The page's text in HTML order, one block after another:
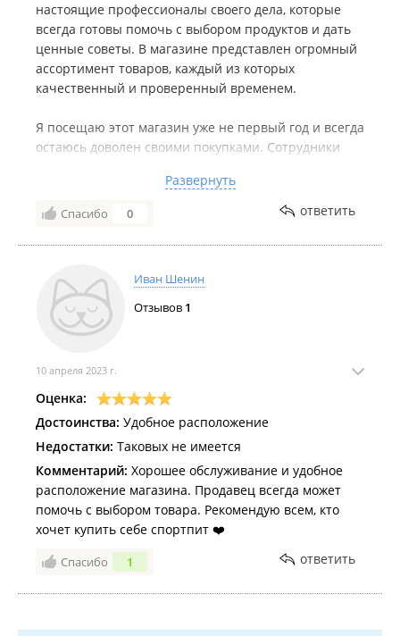
настоящие профессионалы своего дела, которые
всегда готовы помочь с выбором продуктов и дать
ценные советы. В магазине представлен огромный
ассортимент товаров, каждый из которых
качественный и проверенный временем.
Я посещаю этот магазин уже не первый год и всегда
остаюсь доволен своими покупками. Сотрудники
про новинки, которые могут быть мне интересны.
Кроме того, цены в магазине демократичные, а
скидки делают покупки еще более выгодными. Я
знакомым, уверен, что им тут понравится так же, как
и мне. Большое спасибо всему коллективу, вы
делаете нашу жизнь активной и здоровой!
Развернуть
Спасибо 0 ответить
Иван Шенин
Отзывов 1
10 апреля 2023 г.
Оценка:
Достоинства: Удобное расположение
Недостатки: Таковых не имеется
Комментарий: Хорошее обслуживание и удобное
расположение магазина. Продавец всегда может
помочь с выбором товара. Рекомендую всем, кто
хочет купить себе спортпит ❤️
Спасибо 1 ответить